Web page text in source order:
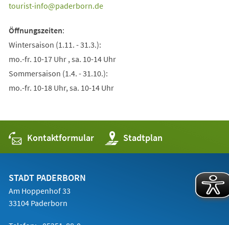
tourist-info
paderborn de
Öffnungszeiten:
Wintersaison (1.11. - 31.3.):
mo.-fr. 10-17 Uhr , sa. 10-14 Uhr
Sommersaison (1.4. - 31.10.):
mo.-fr. 10-18 Uhr, sa. 10-14 Uhr
Kontaktformular Stadtplan
(Öffnet
in
einem
STADT PADERBORN
Am Hoppenhof 33
33104 Paderborn